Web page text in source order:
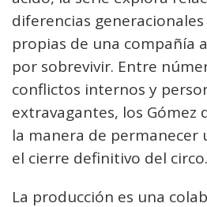
diferencias
propias de una compañía
por sobrevivir. Entre
conflictos internos y
extravagantes, los
la manera de permanecer
el cierre definitivo del circo.
La producción es una